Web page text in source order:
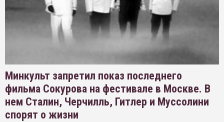
Минкульт запретил показ последнего
фильма Сокурова на фестивале в Москве. В
нем Сталин, Черчилль, Гитлер и Муссолини
спорят о жизни